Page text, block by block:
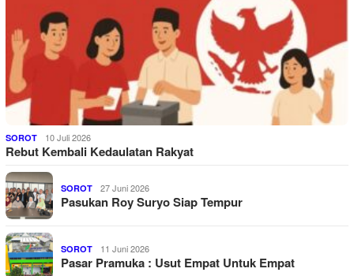
SOROT 10 Juli 2026
Rebut Kembali Kedaulatan Rakyat
SOROT 27 Juni 2026
Pasukan Roy Suryo Siap Tempur
SOROT 11 Juni 2026
Pasar Pramuka : Usut Empat Untuk Empat